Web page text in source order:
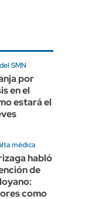
SMN
por
en el
estará el
médica
habló
de
como